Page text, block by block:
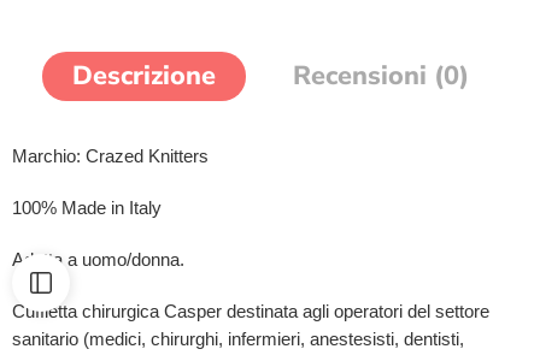
Descrizione Recensioni (0)
Marchio: Crazed Knitters
100% Made in Italy
Adatta a uomo/donna.
Cuffietta chirurgica Casper destinata agli operatori del settore
sanitario (medici, chirurghi, infermieri, anestesisti, dentisti,